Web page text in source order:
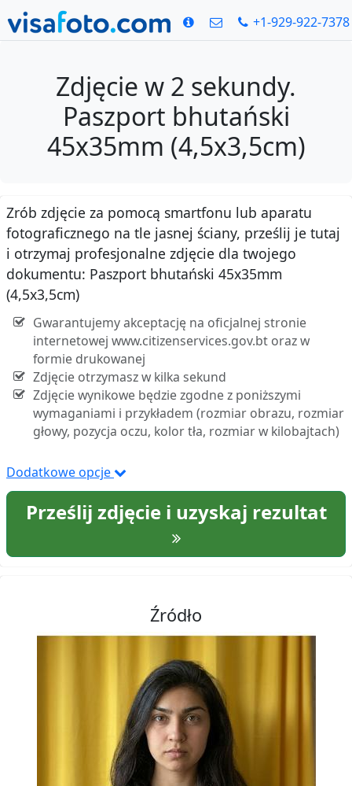
+1-929-922-7378
Zdjęcie w 2 sekundy.
Paszport bhutański
45x35mm (4,5x3,5cm)
Zrób zdjęcie za pomocą smartfonu lub aparatu
fotograficznego na tle jasnej ściany, prześlij je tutaj
i otrzymaj profesjonalne zdjęcie dla twojego
dokumentu: Paszport bhutański 45x35mm
(4,5x3,5cm)
Gwarantujemy akceptację na oficjalnej stronie
internetowej www.citizenservices.gov.bt oraz w
formie drukowanej
Zdjęcie otrzymasz w kilka sekund
Zdjęcie wynikowe będzie zgodne z poniższymi
wymaganiami i przykładem (rozmiar obrazu, rozmiar
głowy, pozycja oczu, kolor tła, rozmiar w kilobajtach)
Dodatkowe opcje
Prześlij zdjęcie i uzyskaj rezultat
Źródło